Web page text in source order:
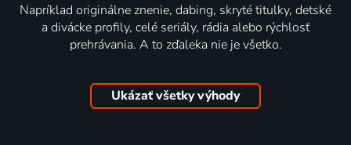
Napríklad originálne znenie, dabing, skryté titulky, detské
a divácke profily, celé seriály, rádia alebo rýchlosť
prehrávania. A to zďaleka nie je všetko.
Ukázať všetky výhody